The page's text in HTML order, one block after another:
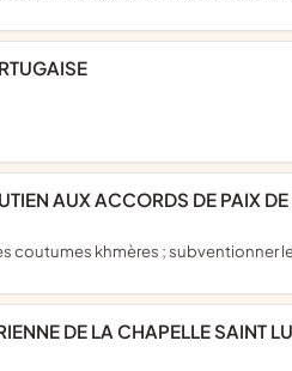
AUX ACCORDS DE PAIX
coutumes khmères ;
DE LA CHAPELLE SAINT